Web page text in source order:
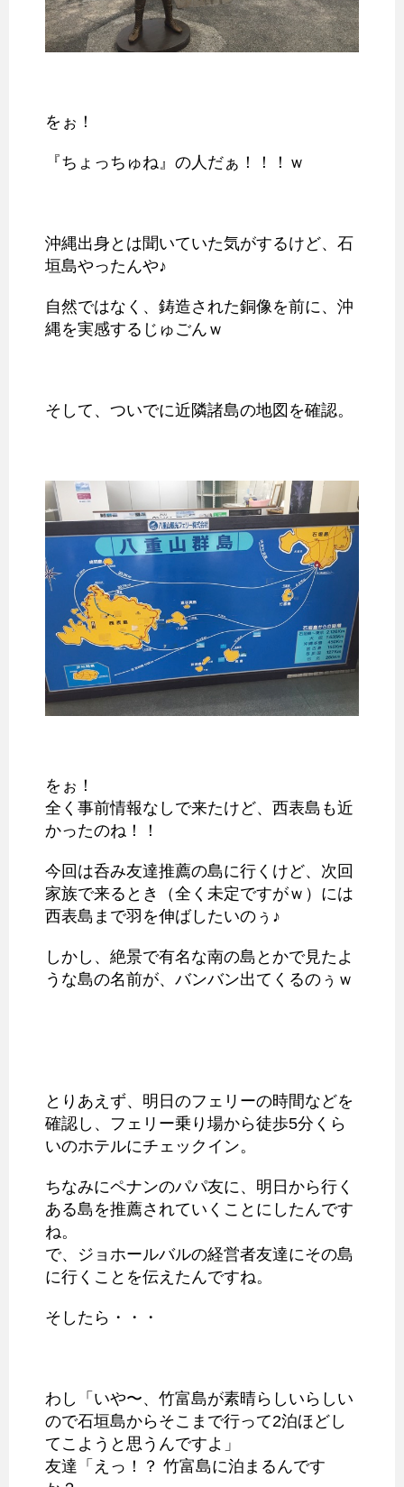
をぉ！
『ちょっちゅね』の人だぁ！！！ｗ
沖縄出身とは聞いていた気がするけど、石
垣島やったんや♪
自然ではなく、鋳造された銅像を前に、沖
縄を実感するじゅごんｗ
そして、ついでに近隣諸島の地図を確認。
をぉ！
全く事前情報なしで来たけど、西表島も近
かったのね！！
今回は呑み友達推薦の島に行くけど、次回
家族で来るとき（全く未定ですがｗ）には
西表島まで羽を伸ばしたいのぅ♪
しかし、絶景で有名な南の島とかで見たよ
うな島の名前が、バンバン出てくるのぅｗ
とりあえず、明日のフェリーの時間などを
確認し、フェリー乗り場から徒歩5分くら
いのホテルにチェックイン。
ちなみにペナンのパパ友に、明日から行く
ある島を推薦されていくことにしたんです
ね。
で、ジョホールバルの経営者友達にその島
に行くことを伝えたんですね。
そしたら・・・
わし「いや〜、竹富島が素晴らしいらしい
ので石垣島からそこまで行って2泊ほどし
てこようと思うんですよ」
友達「えっ！？ 竹富島に泊まるんです